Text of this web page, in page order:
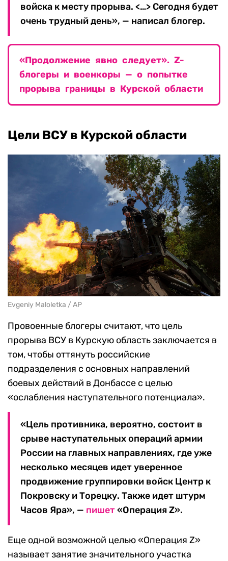
войска к месту прорыва. <…> Сегодня будет
очень трудный день», — написал блогер.
«Продолжение явно следует». Z-
блогеры и военкоры — о попытке
прорыва границы в Курской области
Цели ВСУ в Курской области
Evgeniy Maloletka / AP
Провоенные блогеры считают, что цель
прорыва ВСУ в Курскую область заключается в
том, чтобы оттянуть российские
подразделения с основных направлений
боевых действий в Донбассе с целью
«ослабления наступательного потенциала».
«Цель противника, вероятно, состоит в
срыве наступательных операций армии
России на главных направлениях, где уже
несколько месяцев идет уверенное
продвижение группировки войск Центр к
Покровску и Торецку. Также идет штурм
Часов Яра», — пишет«Операция Z».
Еще одной возможной целью «Операция Z»
называет занятие значительного участка